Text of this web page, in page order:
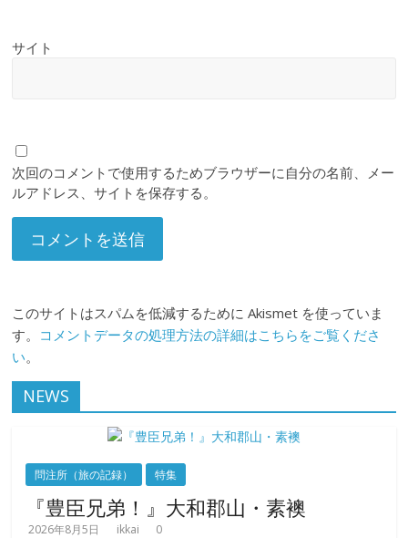
サイト
次回のコメントで使用するためブラウザーに自分の名前、メー
ルアドレス、サイトを保存する。
このサイトはスパムを低減するために Akismet を使っていま
す。 コメントデータの処理方法の詳細はこちらをご覧くださ
い。
NEWS
問注所（旅の記録） 特集
『豊臣兄弟！』大和郡山・素襖
2026年8月5日 ikkai 0